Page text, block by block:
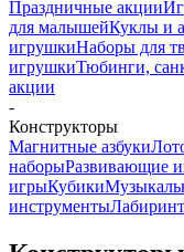
Праздничные акции
для малышейКуклы и
игрушкиНаборы для
игрушкиТюбинги,
акции
-
Конструкторы
Магнитные азбуки
наборыРазвивающие
игрыКубики
инструменты